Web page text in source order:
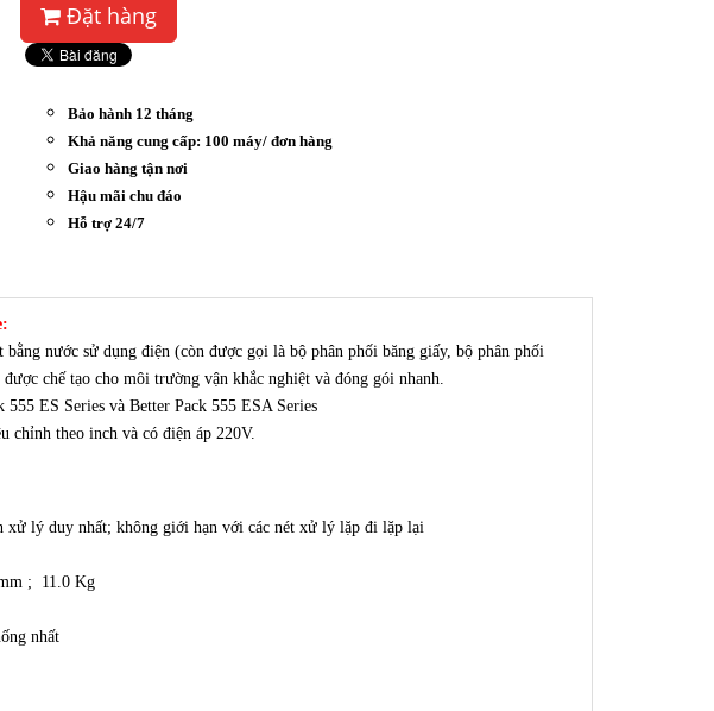
Đặt hàng
Bảo hành 12 tháng
Khả năng cung cấp: 100 máy/ đơn hàng
Giao hàng tận nơi
Hậu mãi chu đáo
Hỗ trợ 24/7
nước sử dụng điện (còn được gọi là bộ phân phối băng giấy, bộ phân phối
chế tạo cho môi trường vận khắc nghiệt và đóng gói nhanh.
ES Series và Better Pack 555 ESA Series
chỉnh theo inch và có điện áp 220V.
xử lý duy nhất; không giới hạn với các nét xử lý lặp đi lặp lại
; 11.0 Kg
nhất